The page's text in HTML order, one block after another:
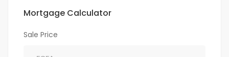
Mortgage Calculator
Sale Price